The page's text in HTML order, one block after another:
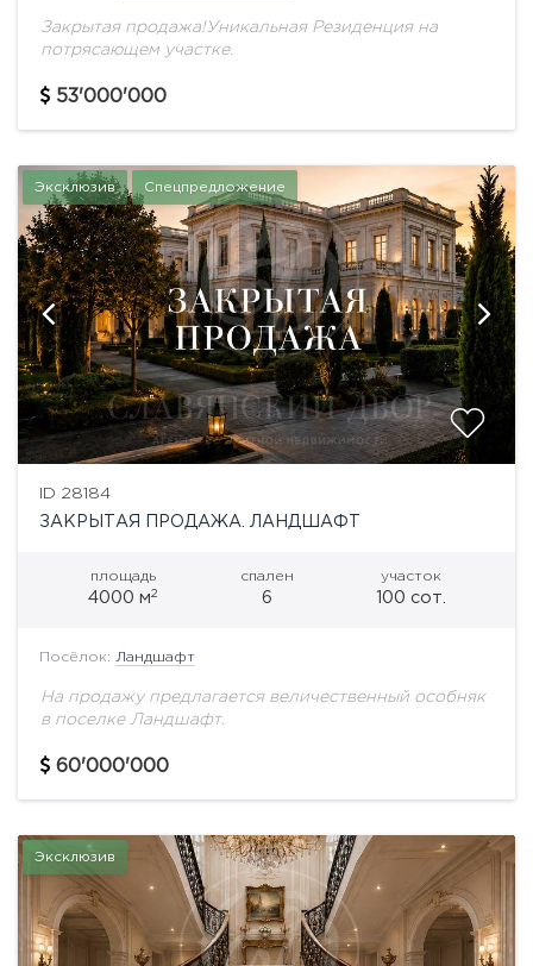
Закрытая продажа!Уникальная Резиденция на
потрясающем участке.
53'000'000
Эксклюзив Спецпредложение
ID 28184
ЗАКРЫТАЯ ПРОДАЖА. ЛАНДШАФТ
площадь
4000 м2
спален
6
участок
100 сот.
Посёлок: Ландшафт
На продажу предлагается величественный особняк
в поселке Ландшафт.
60'000'000
Эксклюзив